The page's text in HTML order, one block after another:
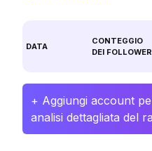
DATA
CONTEGGIO
DEI FOLLOWER
+ Aggiungi account
analisi dettagliata del